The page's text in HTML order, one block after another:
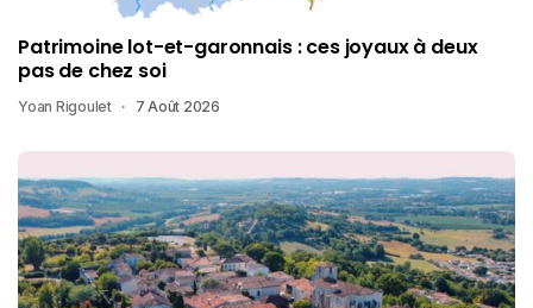
Patrimoine lot-et-garonnais : ces joyaux à deux
pas de chez soi
Yoan Rigoulet 7 Août 2026